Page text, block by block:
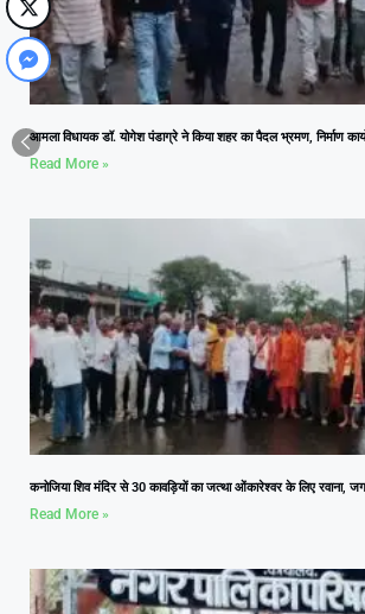
आमला विधायक डॉ. योगेश पंडाग्रे ने किया शहर का पैदल भ्रमण, निर्माण
Read More »
कनोजिया शिव मंदिर से 30 कावड़ियों का जत्था ओंकारेश्वर के लिए रवाना,
Read More »